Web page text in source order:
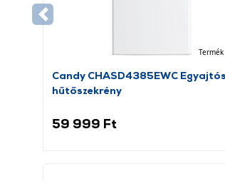
Candy CHASD4385EWC Egyajtós
hűtőszekrény
59 999 Ft